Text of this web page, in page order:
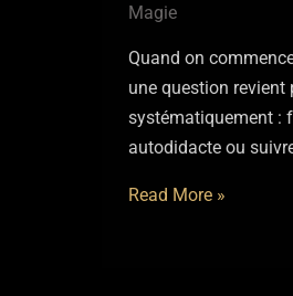
Magie
Quand on
une question revient
systématiquement :
autodidacte ou
Magicien
Read More »